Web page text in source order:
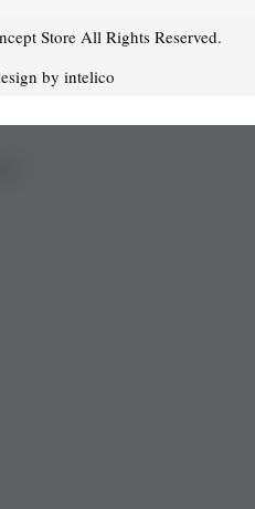
Store All Rights Reserved.
by intelico